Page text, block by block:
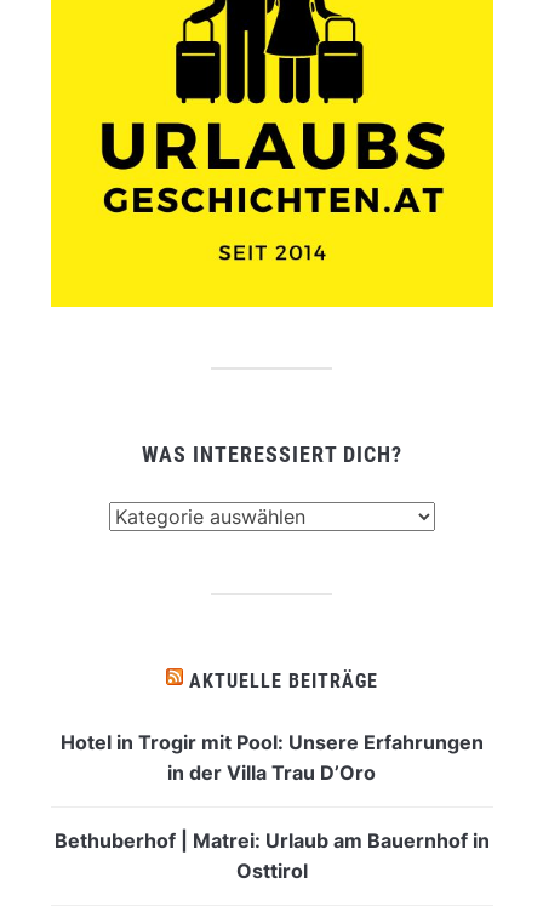
WAS INTERESSIERT DICH?
AKTUELLE BEITRÄGE
Hotel in Trogir mit Pool: Unsere Erfahrungen
in der Villa Trau D’Oro
Bethuberhof | Matrei: Urlaub am Bauernhof in
Osttirol